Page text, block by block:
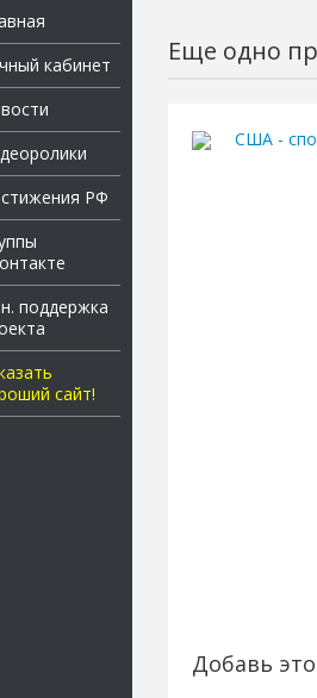
кабинет
РФ
поддержка
сайт!
Еще одно
США -
Добавь